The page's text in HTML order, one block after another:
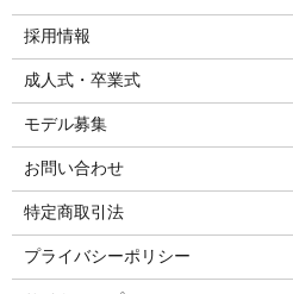
採用情報
成人式・卒業式
モデル募集
お問い合わせ
特定商取引法
プライバシーポリシー